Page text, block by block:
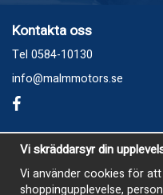
Kontakta oss
Tel 0584-10130
info@malmmotors.se
Besök oss
Industrivägen 8, Laxå
Vi skräddarsyr din
Vi använder cookies för
shoppingupplevelse,